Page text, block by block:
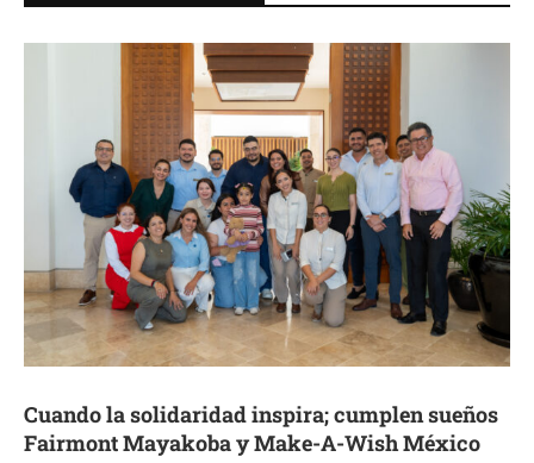
Cuando la solidaridad inspira; cumplen sueños
Fairmont Mayakoba y Make-A-Wish México